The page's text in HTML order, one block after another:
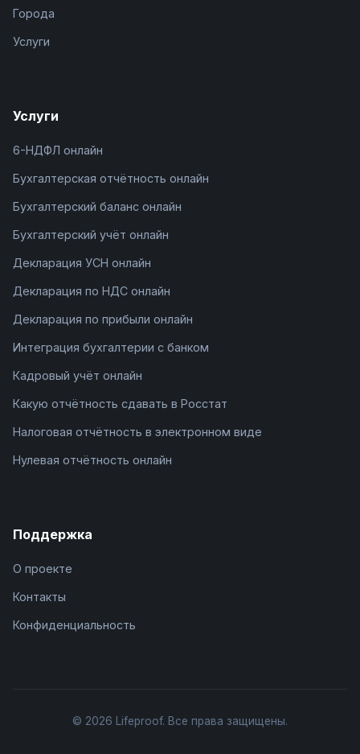
Города
Услуги
Услуги
6-НДФЛ онлайн
Бухгалтерская отчётность онлайн
Бухгалтерский баланс онлайн
Бухгалтерский учёт онлайн
Декларация УСН онлайн
Декларация по НДС онлайн
Декларация по прибыли онлайн
Интеграция бухгалтерии с банком
Кадровый учёт онлайн
Какую отчётность сдавать в Росстат
Налоговая отчётность в электронном виде
Нулевая отчётность онлайн
Поддержка
О проекте
Контакты
Конфиденциальность
© 2026 Lifeproof. Все права защищены.